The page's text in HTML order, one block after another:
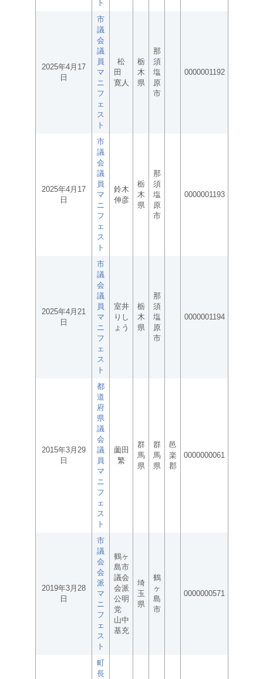
ト
2025年4月17
日
市
議
会
議
員
マ
ニ
フ
ェ
ス
ト
松
田
寛人
栃
木
県
那
須
塩
原
市
0000001192
2025年4月17
日
市
議
会
議
員
マ
ニ
フ
ェ
ス
ト
鈴木
伸彦
栃
木
県
那
須
塩
原
市
0000001193
2025年4月21
日
市
議
会
議
員
マ
ニ
フ
ェ
ス
ト
室井
りし
ょう
栃
木
県
那
須
塩
原
市
0000001194
2015年3月29
日
都
道
府
県
議
会
議
員
マ
ニ
フ
ェ
ス
ト
薗田
繁
群
馬
県
群
馬
県
邑
楽
郡
0000000061
2019年3月28
日
市
議
会
会
派
マ
ニ
フ
ェ
ス
ト
鶴ヶ
島市
議会
会派
公明
党
山中
基充
埼
玉
県
鶴
ヶ
島
市
0000000571
町
長